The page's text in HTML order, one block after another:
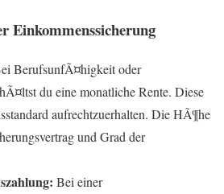
Einkommenssicherung
BerufsunfÃ¤higkeit oder
du eine monatliche Rente. Diese
aufrechtzuerhalten. Die HÃ¶he
und Grad der
Bei einer